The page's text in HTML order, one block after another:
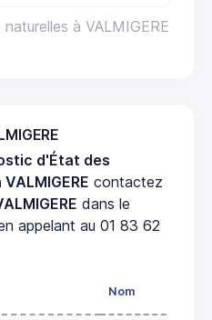
à VALMIGERE
d'État des
contactez
dans le
appelant au 01 83 62
Nom